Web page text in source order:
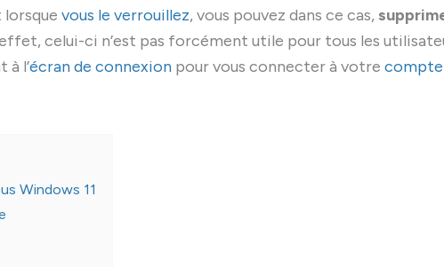
lorsque vous le verrouillez, vous pouvez dans ce cas,
effet, celui-ci n’est pas forcément utile pour tous les
à l’écran de connexion pour vous connecter à votre compte
Windows 11